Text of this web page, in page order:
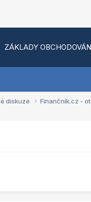
ZÁKLADY
diskuze Finančník.cz -